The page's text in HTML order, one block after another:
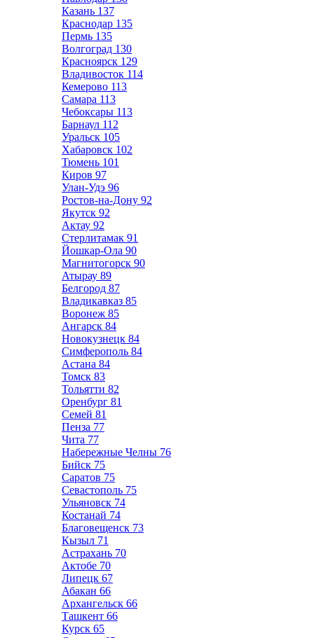
Казань 137
Краснодар 135
Пермь 135
Волгоград 130
Красноярск 129
Владивосток 114
Кемерово 113
Самара 113
Чебоксары 113
Барнаул 112
Уральск 105
Хабаровск 102
Тюмень 101
Киров 97
Улан-Удэ 96
Ростов-на-Дону 92
Якутск 92
Актау 92
Стерлитамак 91
Йошкар-Ола 90
Магнитогорск 90
Атырау 89
Белгород 87
Владикавказ 85
Воронеж 85
Ангарск 84
Новокузнецк 84
Симферополь 84
Астана 84
Томск 83
Тольятти 82
Оренбург 81
Семей 81
Пенза 77
Чита 77
Набережные Челны 76
Бийск 75
Саратов 75
Севастополь 75
Ульяновск 74
Костанай 74
Благовещенск 73
Кызыл 71
Астрахань 70
Актобе 70
Липецк 67
Абакан 66
Архангельск 66
Ташкент 66
Курск 65